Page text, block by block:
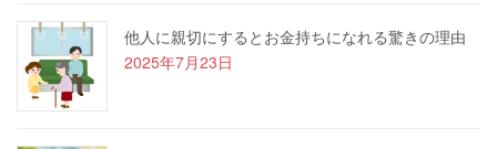
他人に親切にするとお金持ちになれる驚きの理由
2025年7月23日